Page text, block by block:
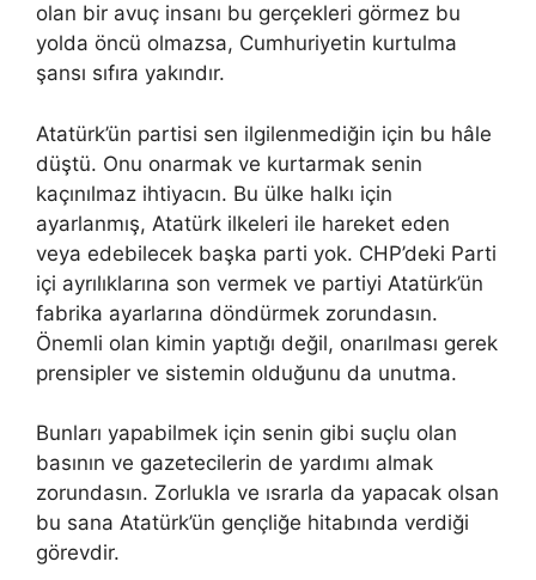
olan bir avuç insanı bu gerçekleri görmez bu
yolda öncü olmazsa, Cumhuriyetin kurtulma
şansı sıfıra yakındır.
Atatürk’ün partisi sen ilgilenmediğin için bu hâle
düştü. Onu onarmak ve kurtarmak senin
kaçınılmaz ihtiyacın. Bu ülke halkı için
ayarlanmış, Atatürk ilkeleri ile hareket eden
veya edebilecek başka parti yok. CHP’deki Parti
içi ayrılıklarına son vermek ve partiyi Atatürk’ün
fabrika ayarlarına döndürmek zorundasın.
Önemli olan kimin yaptığı değil, onarılması gerek
prensipler ve sistemin olduğunu da unutma.
Bunları yapabilmek için senin gibi suçlu olan
basının ve gazetecilerin de yardımı almak
zorundasın. Zorlukla ve ısrarla da yapacak olsan
bu sana Atatürk’ün gençliğe hitabında verdiği
görevdir.